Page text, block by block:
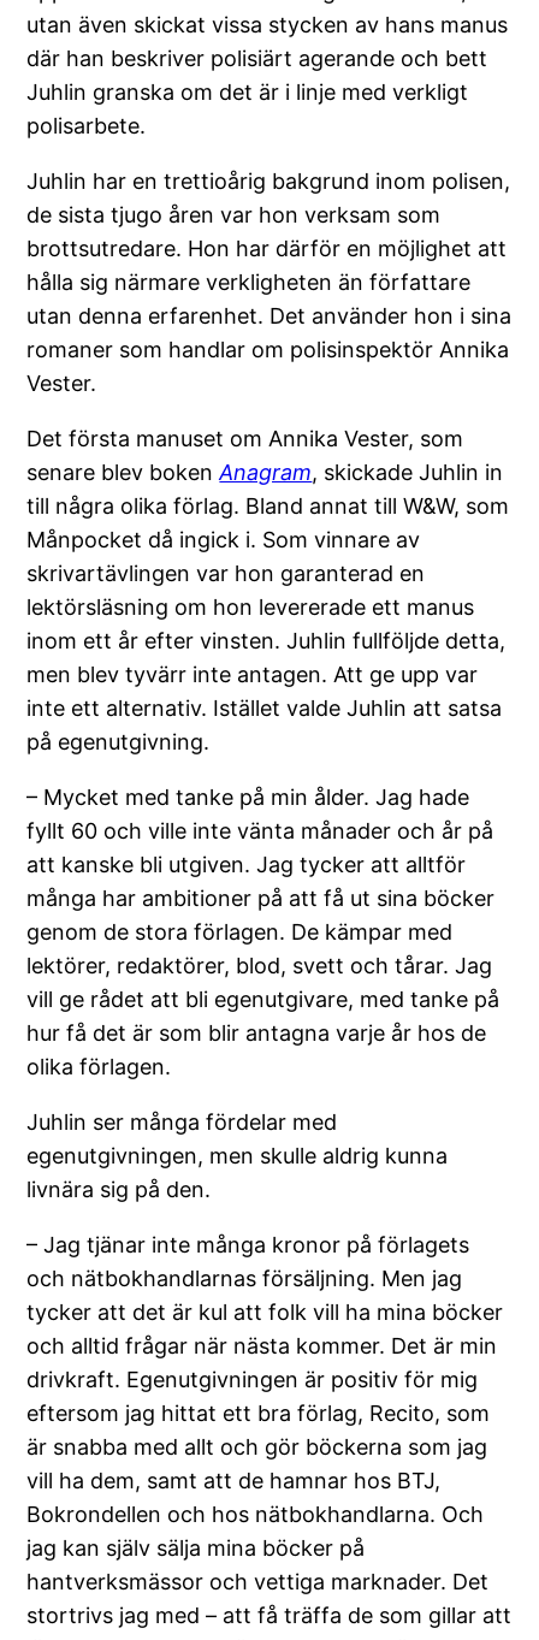
utan även skickat vissa stycken av hans manus
där han beskriver polisiärt agerande och bett
Juhlin granska om det är i linje med verkligt
polisarbete.
Juhlin har en trettioårig bakgrund inom polisen,
de sista tjugo åren var hon verksam som
brottsutredare. Hon har därför en möjlighet att
hålla sig närmare verkligheten än författare
utan denna erfarenhet. Det använder hon i sina
romaner som handlar om polisinspektör Annika
Vester.
Det första manuset om Annika Vester, som
senare blev bokenAnagram, skickade Juhlin in
till några olika förlag. Bland annat till W&W, som
Månpocket då ingick i. Som vinnare av
skrivartävlingen var hon garanterad en
lektörsläsning om hon levererade ett manus
inom ett år efter vinsten. Juhlin fullföljde detta,
men blev tyvärr inte antagen. Att ge upp var
inte ett alternativ. Istället valde Juhlin att satsa
på egenutgivning.
– Mycket med tanke på min ålder. Jag hade
fyllt 60 och ville inte vänta månader och år på
att kanske bli utgiven. Jag tycker att alltför
många har ambitioner på att få ut sina böcker
genom de stora förlagen. De kämpar med
lektörer, redaktörer, blod, svett och tårar. Jag
vill ge rådet att bli egenutgivare, med tanke på
hur få det är som blir antagna varje år hos de
olika förlagen.
Juhlin ser många fördelar med
egenutgivningen, men skulle aldrig kunna
livnära sig på den.
– Jag tjänar inte många kronor på förlagets
och nätbokhandlarnas försäljning. Men jag
tycker att det är kul att folk vill ha mina böcker
och alltid frågar när nästa kommer. Det är min
drivkraft. Egenutgivningen är positiv för mig
eftersom jag hittat ett bra förlag, Recito, som
är snabba med allt och gör böckerna som jag
vill ha dem, samt att de hamnar hos BTJ,
Bokrondellen och hos nätbokhandlarna. Och
jag kan själv sälja mina böcker på
hantverksmässor och vettiga marknader. Det
stortrivs jag med – att få träffa de som gillar att